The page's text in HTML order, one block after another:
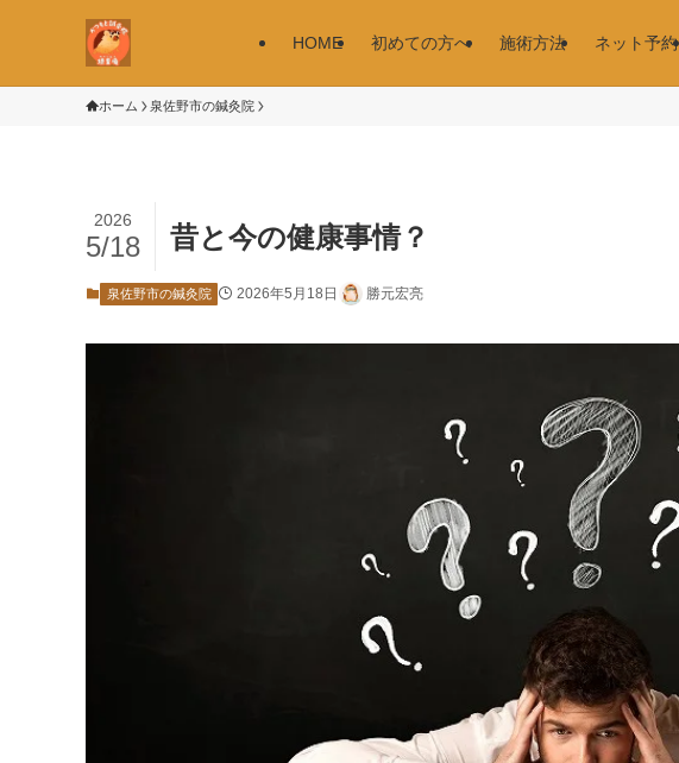
HOME 初めての方へ 施術方法 ネット予約
ホーム 泉佐野市の鍼灸院
昔と今の健康事情？
2026
5/18
泉佐野市の鍼灸院 2026年5月18日 勝元宏亮